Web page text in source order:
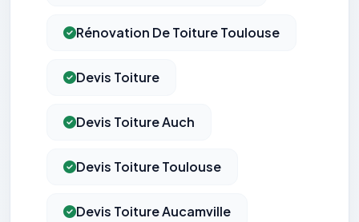
Rénovation De Toiture Toulouse
Devis Toiture
Devis Toiture Auch
Devis Toiture Toulouse
Devis Toiture Aucamville